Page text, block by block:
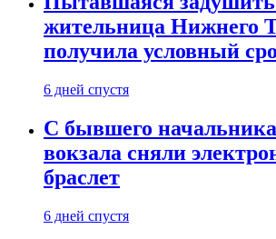
жительница Нижнего
получила условный
6 дней спустя
С бывшего
вокзала сняли
браслет
6 дней спустя